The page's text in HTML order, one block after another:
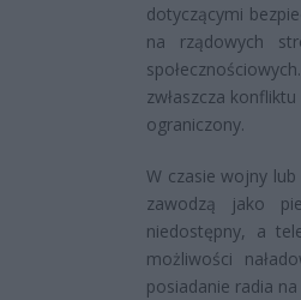
dotyczącymi
na rządowych
zwłaszcza
ograniczony.
W czasie wojny
zawodzą jako
niedostępny, a
możliwości
posiadanie radia